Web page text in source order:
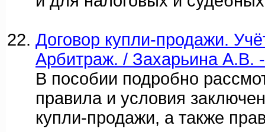
Договор купли-продажи.
Арбитраж. / Захарьина А.В.
В пособии подробно
правила и условия
купли-продажи, а также